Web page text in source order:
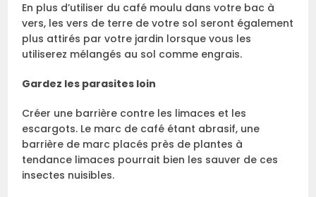
En plus d’utiliser du café moulu dans votre bac à
vers, les vers de terre de votre sol seront également
plus attirés par votre jardin lorsque vous les
utiliserez mélangés au sol comme engrais.
Gardez les parasites loin
Créer une barrière contre les limaces et les
escargots. Le marc de café étant abrasif, une
barrière de marc placés près de plantes à
tendance limaces pourrait bien les sauver de ces
insectes nuisibles.